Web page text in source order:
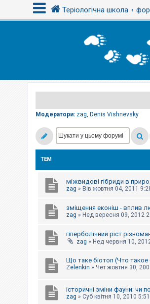
Теріологічна школа
Модератори: zag, Denis Vishnevsky
ТЕМ
міжвидові гібриди в
zag » Вів жовтня 04, 2011
зміщення еконіш - вплив
zag » Нед вересня 09, 2012
гіперболічний ріст
zag » Нед червня 10,
Що таке біотоп (Что такое
Zelenkin » Чет жовтня 30,
історичні зміни фауни: чи
zag » Суб квітня 10, 2010